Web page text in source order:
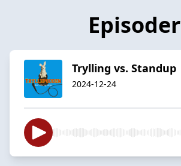
Episoder
Trylling vs. Standup
2024-12-24